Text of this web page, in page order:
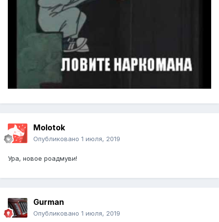
Molotok
Опубликовано 1 июля, 2019
Ура, новое роадмуви!
Gurman
Опубликовано 1 июля, 2019